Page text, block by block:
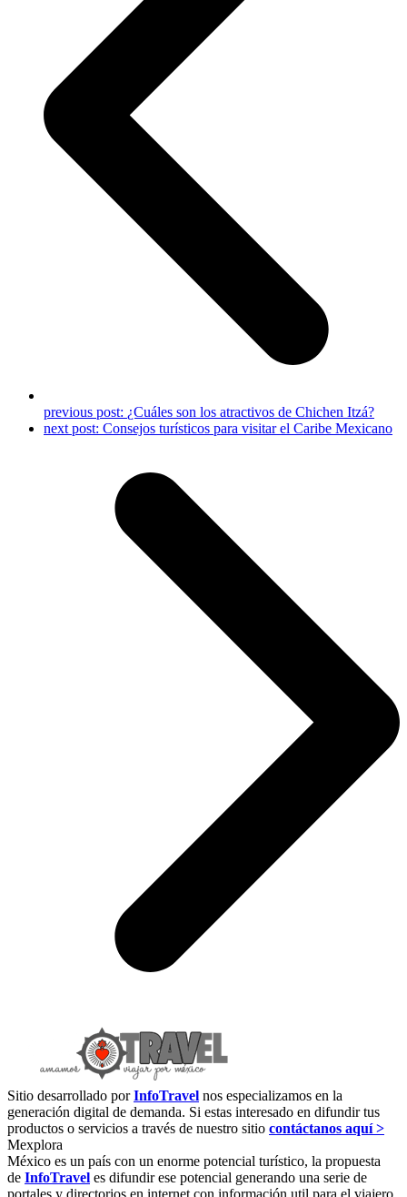
previous post: ¿Cuáles son los atractivos de Chichen Itzá?
next post: Consejos turísticos para visitar el Caribe Mexicano
Sitio desarrollado porInfoTravel nos especializamos en la
generación digital de demanda. Si estas interesado en difundir tus
productos o servicios a través de nuestro sitio contáctanos aquí >
Mexplora
México es un país con un enorme potencial turístico, la propuesta
de InfoTravel es difundir ese potencial generando una serie de
portales y directorios en internet con información util para el viajero